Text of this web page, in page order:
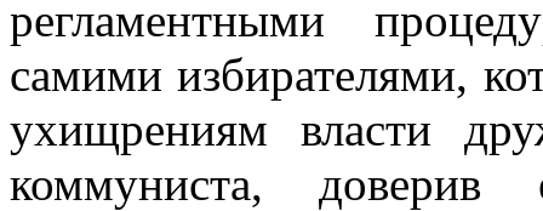
регламентными
самими избирателями,
ухищрениям власти
коммуниста, доверив